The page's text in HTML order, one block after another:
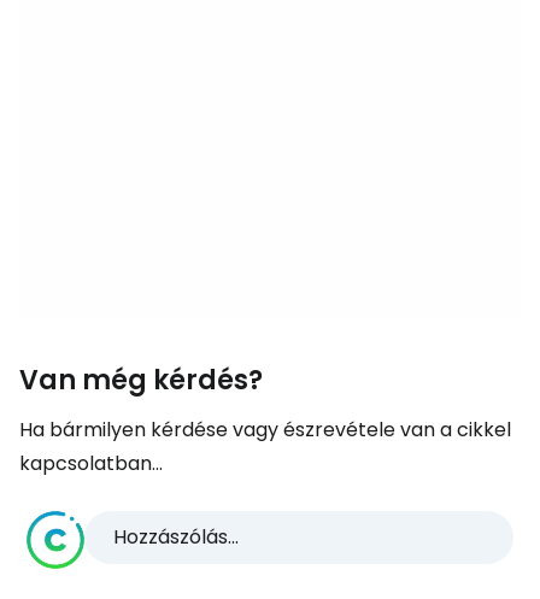
Van még kérdés?
Ha bármilyen kérdése vagy észrevétele van a cikkel
kapcsolatban...
Hozzászólás...